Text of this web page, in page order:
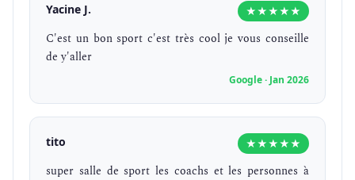
Yacine J. ★★★★★
C'est un bon sport c'est très cool je vous conseille
de y'aller
Google · Jan 2026
tito ★★★★★
super salle de sport les coachs et les personnes à